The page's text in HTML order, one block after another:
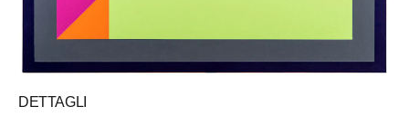
DETTAGLI